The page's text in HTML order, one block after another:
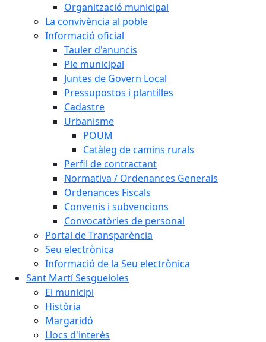
Organització municipal
La convivència al poble
Informació oficial
Tauler d'anuncis
Ple municipal
Juntes de Govern Local
Pressupostos i plantilles
Cadastre
Urbanisme
POUM
Catàleg de camins rurals
Perfil de contractant
Normativa / Ordenances Generals
Ordenances Fiscals
Convenis i subvencions
Convocatòries de personal
Portal de Transparència
Seu electrònica
Informació de la Seu electrònica
Sant Martí Sesgueioles
El municipi
Història
Margaridó
Llocs d'interès